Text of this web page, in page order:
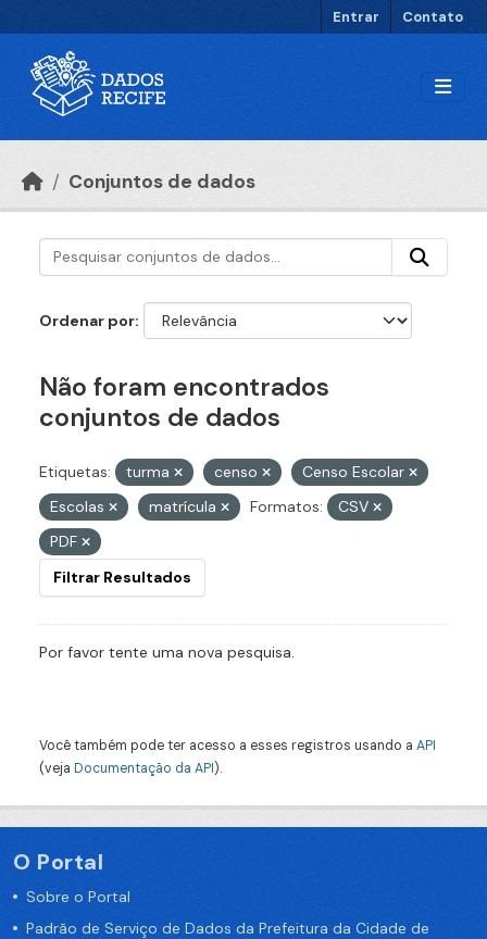
Entrar Contato
Conjuntos de dados
Ordenar por
Não foram encontrados
conjuntos de dados
Etiquetas: turma censo
Censo Escolar
Escolas
matrícula Formatos:
CSV
PDF
Filtrar Resultados
Por favor tente uma nova pesquisa.
Você também pode ter acesso a esses registros usando a API
(veja Documentação da API).
O Portal
Sobre o Portal
Padrão de Serviço de Dados da Prefeitura da Cidade de